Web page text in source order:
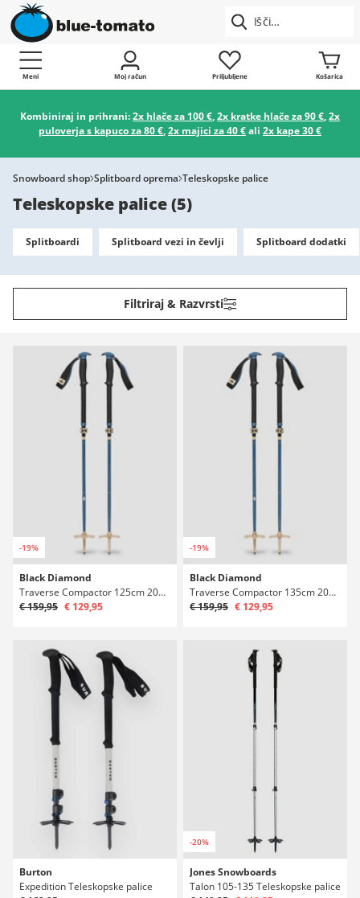
Meni Moj račun Priljubljene Košarica
Kombiniraj in prihrani:2x hlače za 100 €,2x kratke hlače za 90 €,2x
puloverja s kapuco za 80 €,2x majici za 40 €ali 2x kape 30 €
Snowboard shop Splitboard oprema Teleskopske palice
Teleskopske palice(5)
Splitboardi Splitboard vezi in čevlji Splitboard dodatki
Filtriraj & Razvrsti
-19%
Black Diamond
Traverse Compactor 125cm 2027 Teleskopske palice
€ 159,95 € 129,95
-19%
Black Diamond
Traverse Compactor 135cm 2027 Teleskopske palice
€ 159,95 € 129,95
Burton
Expedition Teleskopske palice
-20%
Jones Snowboards
Talon 105-135 Teleskopske palice